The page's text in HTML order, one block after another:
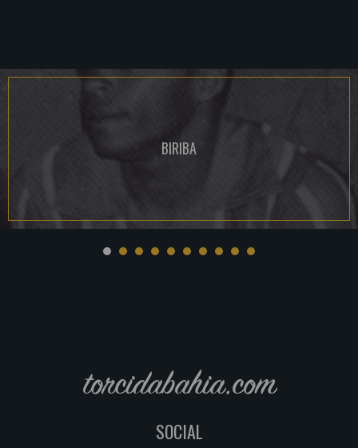
BIRIBA
torcidabahia.com
SOCIAL